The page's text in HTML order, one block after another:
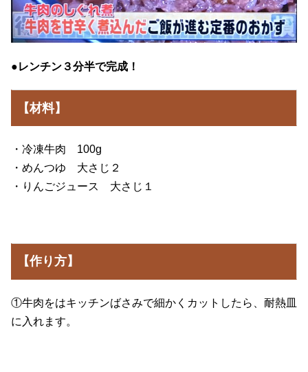
●レンチン３分半で完成！
【材料】
・冷凍牛肉 100g
・めんつゆ 大さじ２
・りんごジュース 大さじ１
【作り方】
①牛肉をはキッチンばさみで細かくカットしたら、耐熱皿
に入れます。